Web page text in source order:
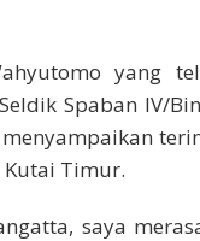
yang
Spaban IV/
Timur.
saya